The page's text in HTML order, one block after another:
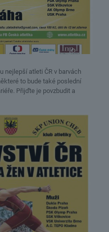
nejlepší atleti ČR v barvách
to bude také poslední
Přijďte je povzbudit a